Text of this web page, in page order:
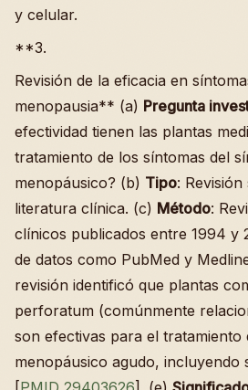
y celular.
**3.
Revisión de la eficacia en
menopausia** (a) Pregunta
efectividad tienen las plantas
tratamiento de los síntomas del
menopáusico? (b) Tipo: Revisión
literatura clínica. (c) Método:
clínicos publicados entre 1994 y
de datos como PubMed y
revisión identificó que plantas
perforatum (comúnmente
son efectivas para el tratamiento
menopáusico agudo, incluyendo